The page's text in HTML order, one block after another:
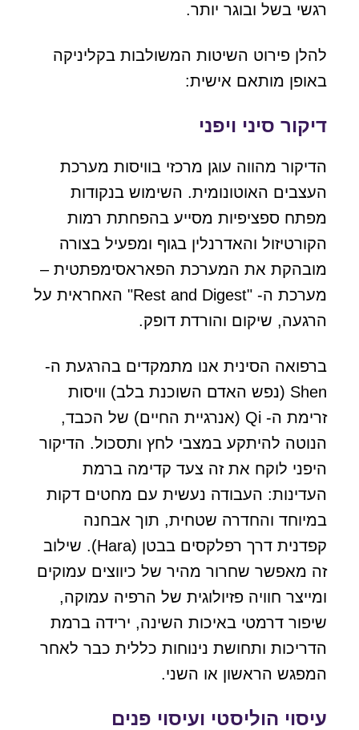
רגשי בשל ובוגר יותר.
להלן פירוט השיטות המשולבות בקליניקה
באופן מותאם אישית:
דיקור סיני ויפני
הדיקור מהווה עוגן מרכזי בוויסות מערכת
העצבים האוטונומית. השימוש בנקודות
מפתח ספציפיות מסייע בהפחתת רמות
הקורטיזול והאדרנלין בגוף ומפעיל בצורה
מובהקת את המערכת הפאראסימפתטית –
מערכת ה- "Rest and Digest" האחראית על
הרגעה, שיקום והורדת דופק.
ברפואה הסינית אנו מתמקדים בהרגעת ה-
Shen (נפש האדם השוכנת בלב) וויסות
זרימת ה- Qi (אנרגיית החיים) של הכבד,
הנוטה להיתקע במצבי לחץ ותסכול. הדיקור
היפני לוקח את זה צעד קדימה ברמת
העדינות: העבודה נעשית עם מחטים דקות
במיוחד והחדרה שטחית, תוך אבחנה
קפדנית דרך רפלקסים בבטן (Hara). שילוב
זה מאפשר שחרור מהיר של כיווצים עמוקים
ומייצר חוויה פזיולוגית של הרפיה עמוקה,
שיפור דרמטי באיכות השינה, ירידה ברמת
הדריכות ותחושת נינוחות כללית כבר לאחר
המפגש הראשון או השני.
עיסוי הוליסטי ועיסוי פנים